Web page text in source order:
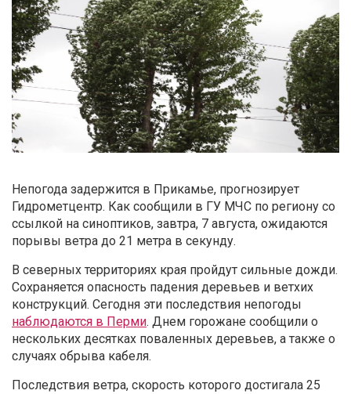
Непогода задержится в Прикамье, прогнозирует
Гидрометцентр. Как сообщили в ГУ МЧС по региону со
ссылкой на синоптиков, завтра, 7 августа, ожидаются
порывы ветра до 21 метра в секунду.
В северных территориях края пройдут сильные дожди.
Сохраняется опасность падения деревьев и ветхих
конструкций. Сегодня эти последствия непогоды
наблюдаются в Перми. Днем горожане сообщили о
нескольких десятках поваленных деревьев, а также о
случаях обрыва кабеля.
Последствия ветра, скорость которого достигала 25